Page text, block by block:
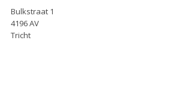
Bulkstraat 1
4196 AV
Tricht